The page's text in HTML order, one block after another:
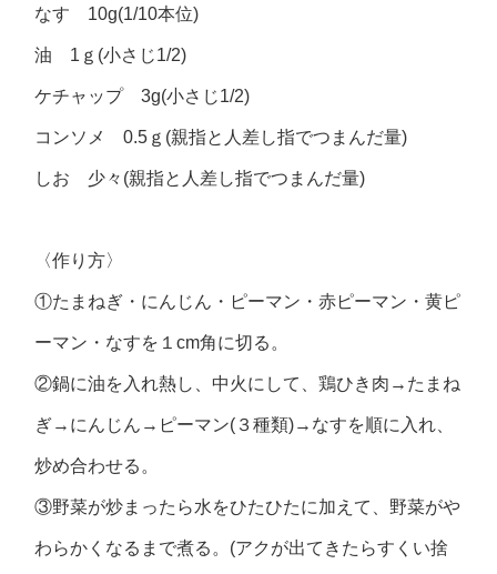
なす 10g(1/10本位)
油 1ｇ(小さじ1/2)
ケチャップ 3g(小さじ1/2)
コンソメ 0.5ｇ(親指と人差し指でつまんだ量)
しお 少々(親指と人差し指でつまんだ量)
〈作り方〉
①たまねぎ・にんじん・ピーマン・赤ピーマン・黄ピ
ーマン・なすを１cm角に切る。
②鍋に油を入れ熱し、中火にして、鶏ひき肉→たまね
ぎ→にんじん→ピーマン(３種類)→なすを順に入れ、
炒め合わせる。
③野菜が炒まったら水をひたひたに加えて、野菜がや
わらかくなるまで煮る。(アクが出てきたらすくい捨